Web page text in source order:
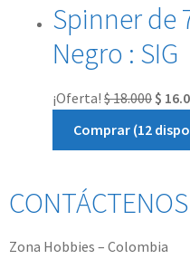
Spinner de
Negro : SIG
¡Oferta! $18.000 $
Comprar (12
CONTÁCTENOS
Zona Hobbies – Colombia